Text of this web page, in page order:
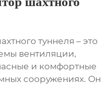
туннеля – это
вентиляции,
и комфортные
сооружениях. Он